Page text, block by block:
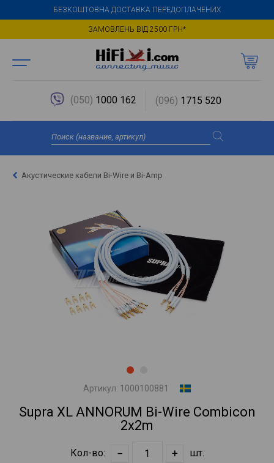
БЕЗКОШТОВНА ДОСТАВКА ПЕРЕДОПЛАЧЕНИХ
ЗАМОВЛЕНЬ ВІД 2500 ГРН*
(050) 1000 162 (096) 1715 520
Акустические кабели Bi-Wire и Bi-Amp
Артикул: 1000100881
Supra XL ANNORUM Bi-Wire Combicon
2х2m
Кол-во: − + шт.